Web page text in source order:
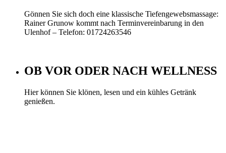
Gönnen Sie sich doch eine klassische Tiefengewebsmassage:
Rainer Grunow kommt nach Terminvereinbarung in den
Ulenhof – Telefon: 01724263546
OB VOR ODER NACH WELLNESS
Hier können Sie klönen, lesen und ein kühles Getränk
genießen.